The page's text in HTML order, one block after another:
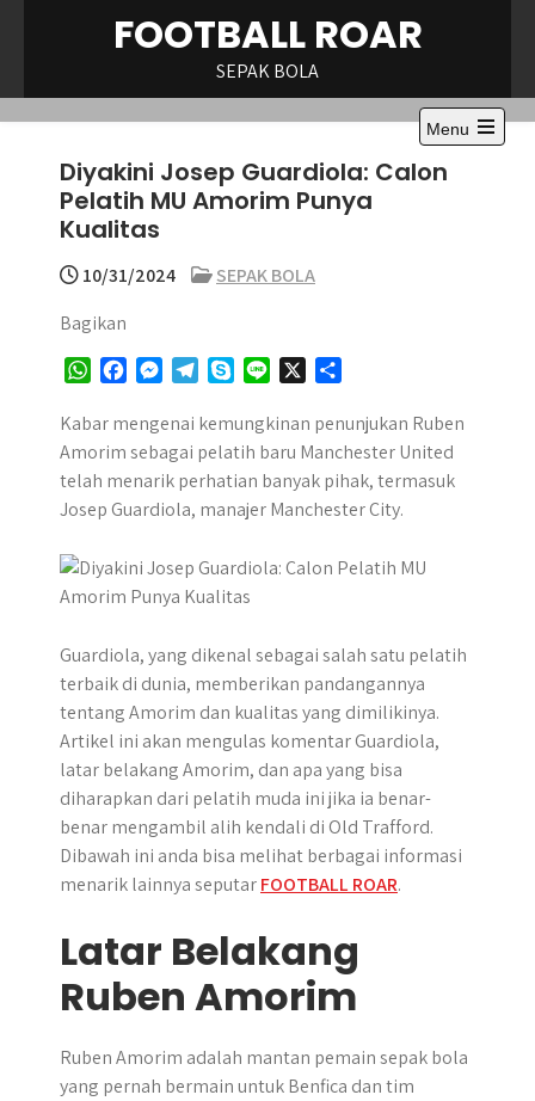
FOOTBALL ROAR
SEPAK BOLA
Menu
Open
Diyakini Josep Guardiola: Calon
Pelatih MU Amorim Punya
Kualitas
10/31/2024
SEPAK BOLA
Bagikan
W
a
t
s
A
p
c
e
b
o
s
s
e
n
r
l
e
g
r
y
p
e
n
e
a
r
e
Kabar mengenai kemungkinan penunjukan Ruben
Amorim sebagai pelatih baru Manchester United
telah menarik perhatian banyak pihak, termasuk
Josep Guardiola, manajer Manchester City.
Guardiola, yang dikenal sebagai salah satu pelatih
terbaik di dunia, memberikan pandangannya
tentang Amorim dan kualitas yang dimilikinya.
Artikel ini akan mengulas komentar Guardiola,
latar belakang Amorim, dan apa yang bisa
diharapkan dari pelatih muda ini jika ia benar-
benar mengambil alih kendali di Old Trafford.
Dibawah ini anda bisa melihat berbagai informasi
menarik lainnya seputarFOOTBALL ROAR.
Latar Belakang
Ruben Amorim
Ruben Amorim adalah mantan pemain sepak bola
yang pernah bermain untuk Benfica dan tim